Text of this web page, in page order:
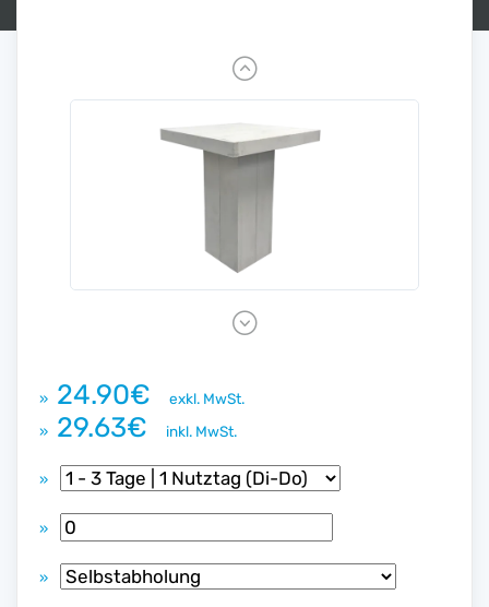
P
r
v
s
N
» 24.90€
exkl. MwSt.
» 29.63€ inkl. MwSt.
»
»
»